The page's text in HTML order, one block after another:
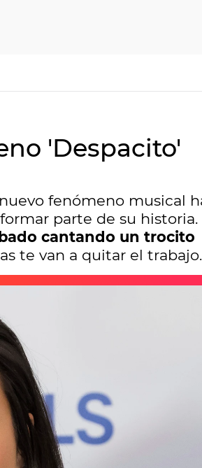
'Despacito'
fenómeno musical
parte de su historia.
cantando un trocito
te van a quitar el